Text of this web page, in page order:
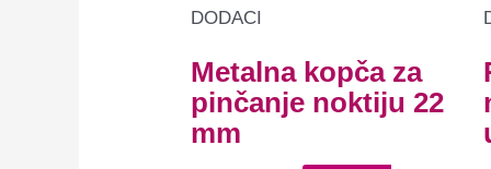
DODACI
Metalna kopča za
pinčanje noktiju 22
mm
je: